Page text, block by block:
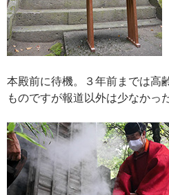
本殿前に待機。３年前までは高
ものですが報道以外は少なかった